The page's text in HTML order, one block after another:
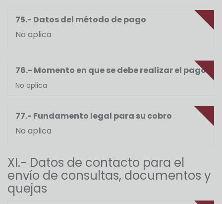
75.- Datos del método de pago
No aplica
76.- Momento en que se debe realizar el pago
No aplica
77.- Fundamento legal para su cobro
No aplica
XI.- Datos de contacto para el
envío de consultas, documentos y
quejas